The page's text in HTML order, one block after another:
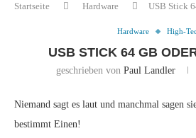
Startseite Hardware USB Stick
Hardware High-
USB STICK 64 GB
geschrieben von Paul Landler
Niemand sagt es laut und manchmal sagen
bestimmt Einen!